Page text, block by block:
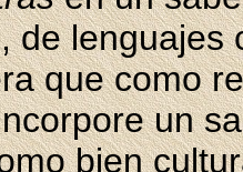
de lenguajes
que como
un
bien